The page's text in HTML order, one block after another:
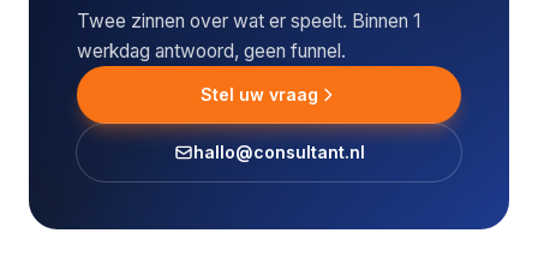
Twee zinnen over wat er speelt. Binnen 1
werkdag antwoord, geen funnel.
Stel uw vraag
hallo@consultant.nl